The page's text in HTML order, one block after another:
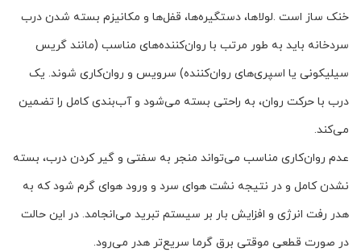
خنک ساز است .لولاها، دستگیره‌ها، قفل‌ها و مکانیزم بسته شدن درب
سردخانه باید به طور مرتب با روان‌کننده‌های مناسب (مانند گریس
سیلیکونی یا اسپری‌های روان‌کننده) سرویس و روان‌کاری شوند. یک
درب با حرکت روان، به راحتی بسته می‌شود و آب‌بندی کامل را تضمین
می‌کند.
عدم روان‌کاری مناسب می‌تواند منجر به سفتی و گیر کردن درب، بسته
نشدن کامل و در نتیجه نشت هوای سرد و ورود هوای گرم شود که به
هدر رفت انرژی و افزایش بار بر سیستم تبرید می‌انجامد. در این حالت
در صورت قطعی موقتی برق گرما سریع‌تر هدر می‌رود.